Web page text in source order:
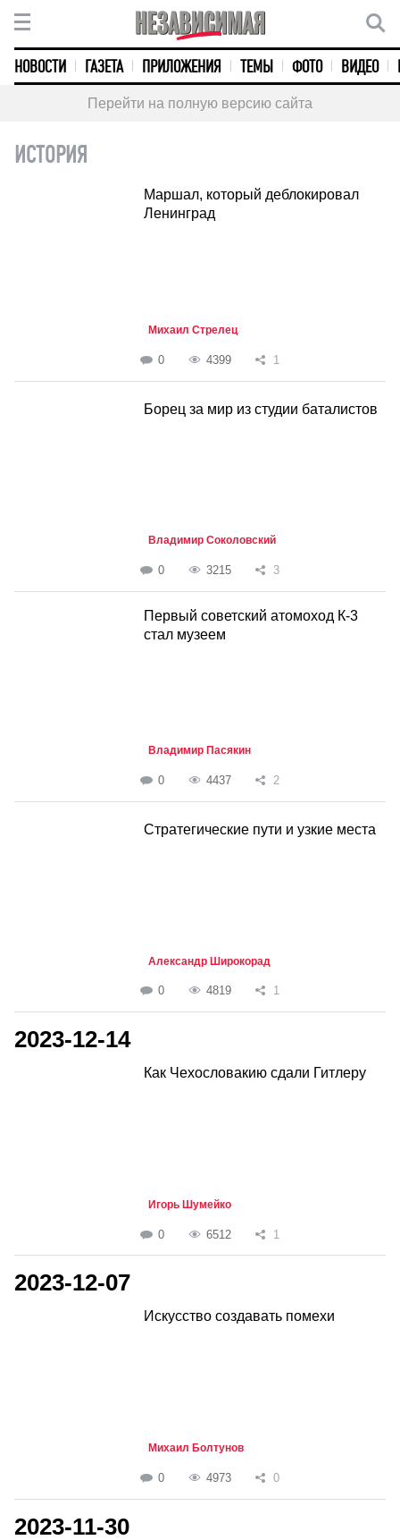
НОВОСТИ ГАЗЕТА ПРИЛОЖЕНИЯ ТЕМЫ ФОТО ВИДЕО
Перейти на полную версию сайта
ИСТОРИЯ
Маршал, который деблокировал
Ленинград
Михаил Стрелец
0 4399 1
Борец за мир из студии баталистов
Владимир Соколовский
0 3215 3
Первый советский атомоход К-3
стал музеем
Владимир Пасякин
0 4437 2
Стратегические пути и узкие места
Александр Широкорад
0 4819 1
2023-12-14
Как Чехословакию сдали Гитлеру
Игорь Шумейко
0 6512 1
2023-12-07
Искусство создавать помехи
Михаил Болтунов
0 4973 0
2023-11-30